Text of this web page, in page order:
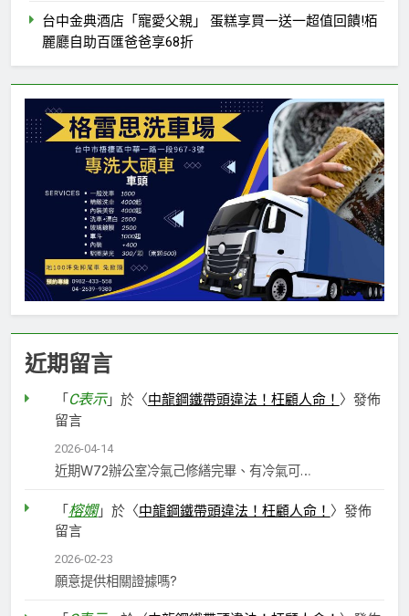
台中金典酒店「寵愛父親」 蛋糕享買一送一超值回饋!栢
麗廳自助百匯爸爸享68折
近期留言
「 C表示」於〈中龍鋼鐵帶頭違法！枉顧人命！ 〉發佈
留言
2026-04-14
近期W72辦公室冷氣己修繕完畢、有冷氣可…
「 榕嫻」於〈中龍鋼鐵帶頭違法！枉顧人命！ 〉發佈
留言
2026-02-23
願意提供相關證據嗎?